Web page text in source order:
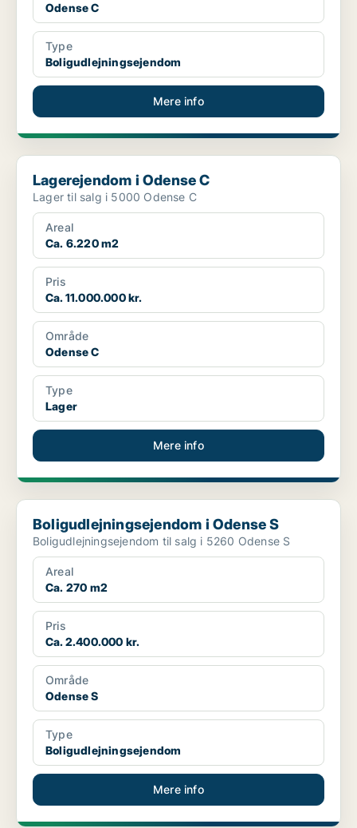
Odense C
Type
Boligudlejningsejendom
Mere info
Lagerejendom i Odense C
Lagerejendom i Odense C
Lager til salg i 5000 Odense C
Areal
Ca. 6.220 m2
Pris
Ca. 11.000.000 kr.
Område
Odense C
Type
Lager
Mere info
Boligudlejningsejendom i Odense S
Boligudlejningsejendom i Odense S
Boligudlejningsejendom til salg i 5260 Odense S
Areal
Ca. 270 m2
Pris
Ca. 2.400.000 kr.
Område
Odense S
Type
Boligudlejningsejendom
Mere info